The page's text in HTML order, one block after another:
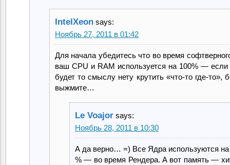
IntelXeon says:
Ноябрь 27, 2011 в 01:42
Для начала убедитесь что во время
ваш CPU и RAM используется на 100% — если
будет то смыслу нету крутить «что-то где-то»,
выжмите…
Le Voajor says:
Ноябрь 28, 2011 в 10:30
А да верно… =) Все Ядра используются на
% — во время Рендера. А вот память —